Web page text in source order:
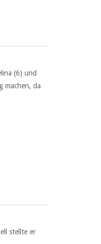
(6) und
machen, da
stellte er